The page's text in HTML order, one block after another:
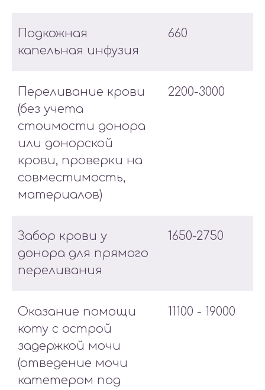
Подкожная
капельная инфузия
660
Переливание крови
(без учета
стоимости донора
или донорской
крови, проверки на
совместимость,
материалов)
2200-3000
Забор крови у
донора для прямого
переливания
1650-2750
Оказание помощи
коту с острой
задержкой мочи
(отведение мочи
катетером под
11100 - 19000